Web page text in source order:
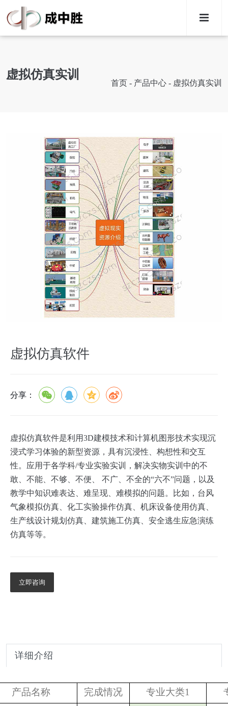
虚拟仿真实训
首页 - 产品中心 - 虚拟仿真实训
虚拟仿真软件
分享：
虚拟仿真软件是利用3D建模技术和计算机图形技术实现沉
浸式学习体验的新型资源，具有沉浸性、构想性和交互
性。应用于各学科/专业实验实训，解决实物实训中的不
敢、不能、不够、不便、 不广、不全的“六不”问题，以及
教学中知识难表达、难呈现、难模拟的问题。比如，台风
气象模拟仿真、化工实验操作仿真、机床设备使用仿真、
生产线设计规划仿真、建筑施工仿真、安全逃生应急演练
仿真等等。
立即咨询
详细介绍
产品名称 完成情况 专业大类1